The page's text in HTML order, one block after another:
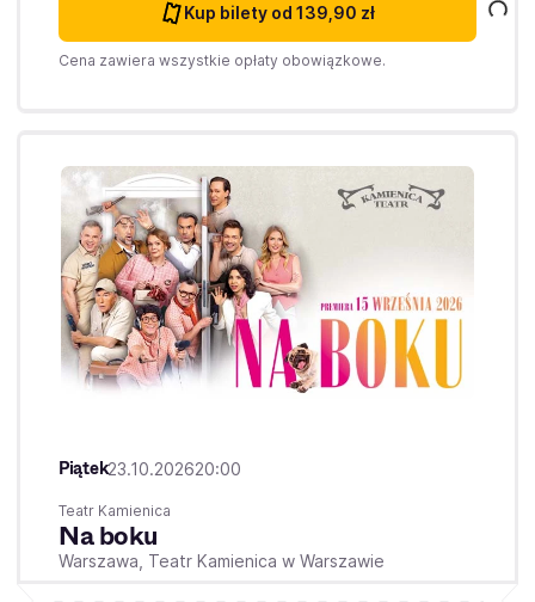
Kup bilety od 139,90 zł
Cena zawiera wszystkie opłaty obowiązkowe.
Piątek23.10.202620:00
Teatr Kamienica
Na boku
Warszawa, Teatr Kamienica w Warszawie